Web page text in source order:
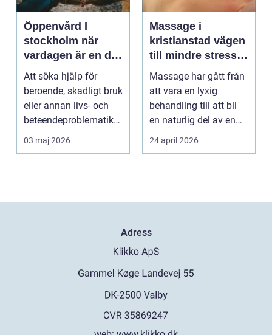
Öppenvård I
stockholm när
vardagen är en del
av behandlingen
Att söka hjälp för
beroende, skadligt bruk
eller annan livs- och
beteendeproblematik
är ett stort st...
03 maj 2026
Massage i
kristianstad vägen
till mindre stress
och mer energi i
vardagen
Massage har gått från
att vara en lyxig
behandling till att bli
en naturlig del av en
hållbar livsst...
24 april 2026
Adress